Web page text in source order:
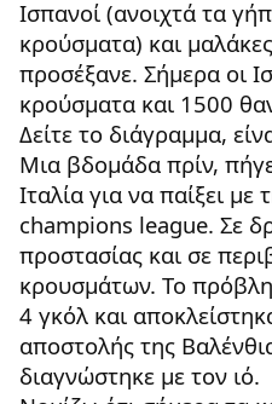
Ισπανοί (ανοιχτά τα
κρούσματα) και
προσέξανε. Σήμερα οι
κρούσματα και 1500
Δείτε το διάγραμμα,
Μια βδομάδα πρίν,
Ιταλία για να παίξει με
champions league. Σε
προστασίας και σε
κρουσμάτων. Το
4 γκόλ και
αποστολής της
διαγνώστηκε με τον ιό.